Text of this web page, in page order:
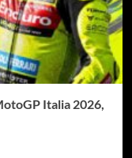
Italia 2026,